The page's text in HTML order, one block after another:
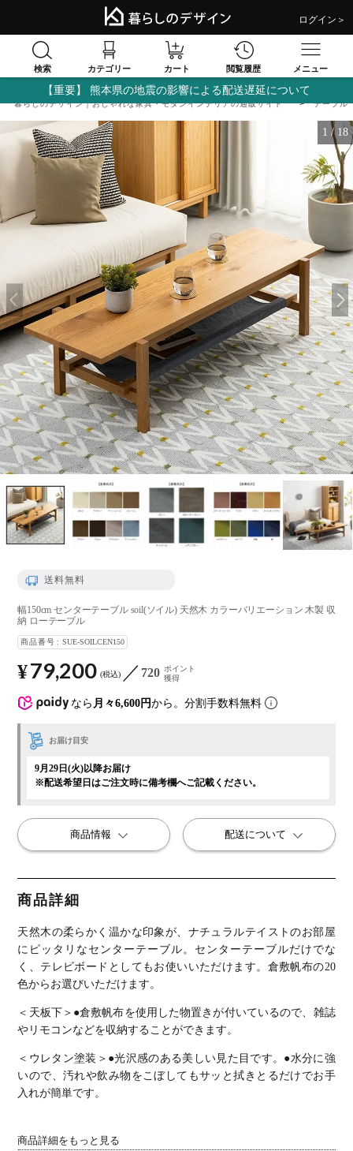
ログイン＞
検索 カテゴリー カート 閲覧履歴 メニュー
【重要】 熊本県の地震の影響による配送遅延について
暮らしのデザイン｜おしゃれな家具・モダンインテリアの通販サイト テーブル
1 / 18
商品詳細
天然木の柔らかく温かな印象が、ナチュラルテイストのお部屋
にピッタリなセンターテーブル。 センターテーブルだけでな
く、テレビボードとしてもお使いいただけます。 倉敷帆布の20
色からお選びいただけます。
＜天板下＞ ●倉敷帆布を使用した物置きが付いているので、雑誌
やリモコンなどを収納することができます。
＜ウレタン塗装＞ ●光沢感のある美しい見た目です。 ●水分に強
いので、汚れや飲み物をこぼしてもサッと拭きとるだけでお手
入れが簡単です。
商品詳細をもっと見る
送料無料
幅150cm センターテーブル soil(ソイル) 天然木 カラーバリエーション 木製 収
納 ローテーブル
商品番号 SUE-SOILCEN150
なら 月々6,600円から。分割手数料無料
¥79,200 税込 720 ポイント
獲得
お届け目安
9月29日(火)以降お届け
※配送希望日はご注文時に備考欄へご記載ください。
商品情報 配送について